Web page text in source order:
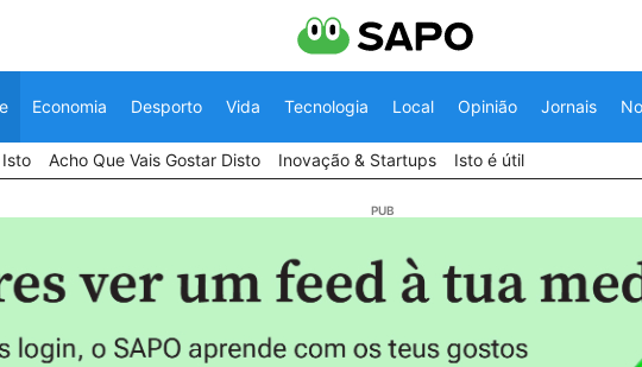
Economia Desporto Vida Tecnologia Local Opinião Jornais
Isto Acho Que Vais Gostar Disto Inovação & Startups Isto é útil